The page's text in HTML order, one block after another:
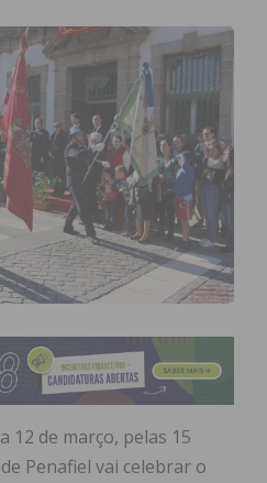
12 de março, pelas 15
Penafiel vai celebrar o